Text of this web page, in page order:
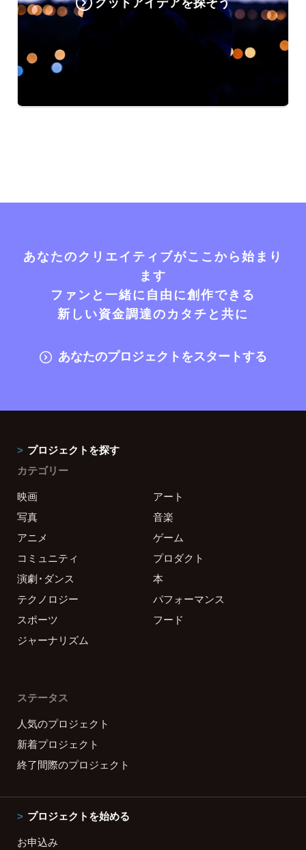
あなたのクリエイティブがここから始まり
ます
ファンと一緒に自由に創作できる
新しい資金調達のカタチと共に
あなたのプロジェクトをスタートする
プロジェクトを探す
カテゴリー
映画
アート
写真
音楽
アニメ
ゲーム
コミュニティ
プロダクト
演劇・ダンス
本
テクノロジー
パフォーマンス
スポーツ
フード
ジャーナリズム
ステータス
人気のプロジェクト
新着プロジェクト
終了間際のプロジェクト
プロジェクトを始める
お申込み